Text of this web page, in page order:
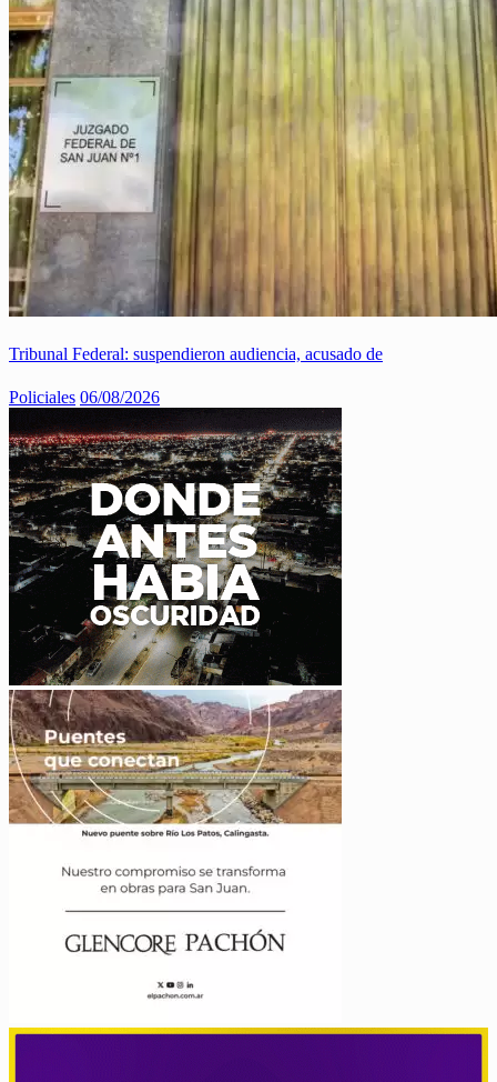
Tribunal Federal: suspendieron audiencia, acusado de
Policiales 06/08/2026